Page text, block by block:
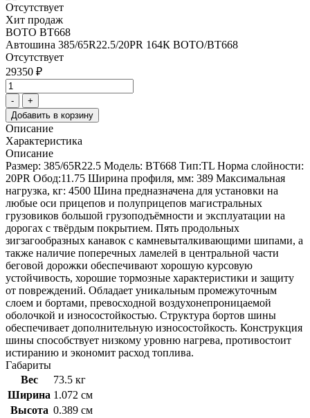
Отсутствует
Хит продаж
BOTO BT668
Автошина 385/65R22.5/20PR 164К ВOTO/BT668
Отсутствует
29350 ₽
-
+
Добавить в корзину
Описание
Характеристика
Описание
Размер: 385/65R22.5 Модель: BT668 Тип:TL Норма слойности:
20PR Обод:11.75 Ширина профиля, мм: 389 Максимальная
нагрузка, кг: 4500 Шина предназначена для установки на
любые оси прицепов и полуприцепов магистральных
грузовиков большой грузоподъёмности и эксплуатации на
дорогах с твёрдым покрытием. Пять продольных
зигзагообразных канавок с камневыталкивающими шипами, а
также наличие поперечных ламелей в центральной части
беговой дорожки обеспечивают хорошую курсовую
устойчивость, хорошие тормозные характеристики и защиту
от повреждений. Обладает уникальным промежуточным
слоем и бортами, превосходной воздухонепроницаемой
оболочкой и износостойкостью. Структура бортов шины
обеспечивает дополнительную износостойкость. Конструкция
шины способствует низкому уровню нагрева, противостоит
истиранию и экономит расход топлива.
Габариты
Вес
73.5 кг
Ширина 1.072 см
Высота 0.389 см